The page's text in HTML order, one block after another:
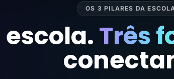
OS 3 PILARES DA
escola.Três